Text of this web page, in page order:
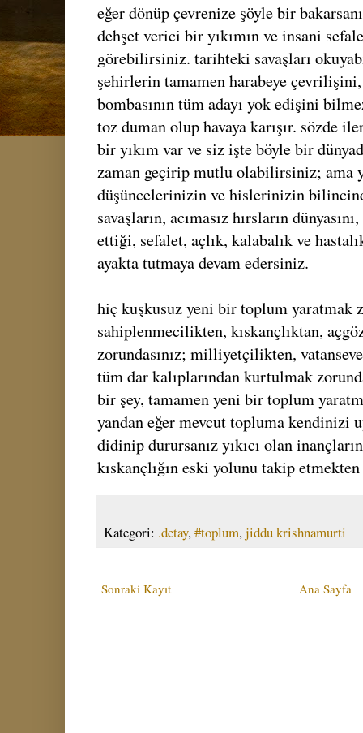
eğer dönüp çevrenize şöyle bir
dehşet verici bir yıkımın ve insani
görebilirsiniz. tarihteki savaşları
şehirlerin tamamen harabeye
bombasının tüm adayı yok edişini
toz duman olup havaya karışır. sözde
bir yıkım var ve siz işte böyle bir
zaman geçirip mutlu olabilirsiniz; ama
düşüncelerinizin ve hislerinizin
savaşların, acımasız hırsların
ettiği, sefalet, açlık, kalabalık ve
ayakta tutmaya devam edersiniz.
hiç kuşkusuz yeni bir toplum yaratmak
sahiplenmecilikten, kıskançlıktan,
zorundasınız; milliyetçilikten,
tüm dar kalıplarından kurtulmak
bir şey, tamamen yeni bir toplum
yandan eğer mevcut topluma kendinizi
didinip durursanız yıkıcı olan
kıskançlığın eski yolunu takip
Kategori: .detay,#toplum,jiddu krishnamurti
Sonraki Kayıt Ana Sayfa